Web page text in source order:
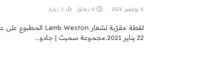
6 نوفمبر، 2024 9 دقائق 3 زيارة
22 يناير 2021.مجموعة سميث | جادو…